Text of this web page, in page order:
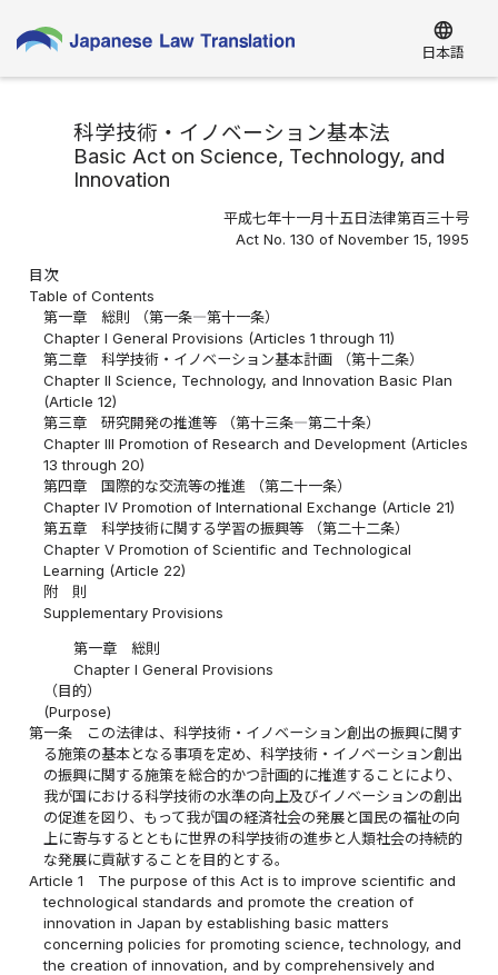
language
日本語
科学技術・イノベーション基本法
Basic Act on Science, Technology, and
Innovation
平成七年十一月十五日法律第百三十号
Act No. 130 of November 15, 1995
目次
Table of Contents
第一章 総則 （第一条―第十一条）
Chapter I General Provisions (Articles 1 through 11)
第二章 科学技術・イノベーション基本計画 （第十二条）
Chapter II Science, Technology, and Innovation Basic Plan
(Article 12)
第三章 研究開発の推進等 （第十三条―第二十条）
Chapter III Promotion of Research and Development (Articles
13 through 20)
第四章 国際的な交流等の推進 （第二十一条）
Chapter IV Promotion of International Exchange (Article 21)
第五章 科学技術に関する学習の振興等 （第二十二条）
Chapter V Promotion of Scientific and Technological
Learning (Article 22)
附 則
Supplementary Provisions
第一章 総則
Chapter I General Provisions
（目的）
(Purpose)
第一条
この法律は、科学技術・イノベーション創出の振興に関す
る施策の基本となる事項を定め、科学技術・イノベーション創出
の振興に関する施策を総合的かつ計画的に推進することにより、
我が国における科学技術の水準の向上及びイノベーションの創出
の促進を図り、もって我が国の経済社会の発展と国民の福祉の向
上に寄与するとともに世界の科学技術の進歩と人類社会の持続的
な発展に貢献することを目的とする。
Article 1
The purpose of this Act is to improve scientific and
technological standards and promote the creation of
innovation in Japan by establishing basic matters
concerning policies for promoting science, technology, and
the creation of innovation, and by comprehensively and